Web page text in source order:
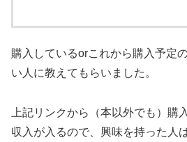
購入しているorこれから購入予定
い人に教えてもらいました。
上記リンクから（本以外でも）購
収入が入るので、興味を持った人